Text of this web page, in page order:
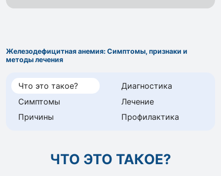
Железодефицитная анемия: Симптомы, признаки и
методы лечения
Что это такое?
Симптомы
Причины
Диагностика
Лечение
Профилактика
ЧТО ЭТО ТАКОЕ?